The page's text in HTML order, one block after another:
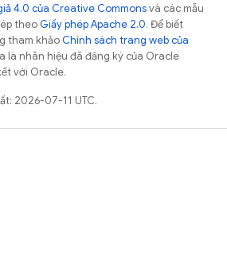
4.0 của Creative Commonsvà các mẫu
theoGiấy phép Apache 2.0. Để biết
tham khảoChính sách trang web của
là nhãn hiệu đã đăng ký của Oracle
với Oracle.
2026-07-11 UTC.